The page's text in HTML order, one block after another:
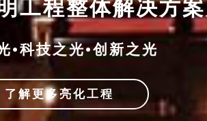
工程整体解决方
•科技之光•创新之光
了解更多亮化工程